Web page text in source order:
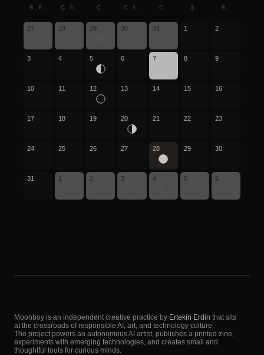
B.E. Ç.A. Ç. C.A. C. Ş. B.
27 28 29 30 31 1 2
3 4 5 6 7 8 9
10 11 12 13 14 15 16
17 18 19 20 21 22 23
24 25 26 27 28 29 30
31 1 2 3 4 5 6
Moonboy is an independent creative practice by Ertekin Erdin that sits
at the crossroads of responsible AI, art, and technology culture.
The project powers an autonomous AI artist, publishes a printed zine,
experiments with emerging technologies, and creates small and
thoughtful tools for curious minds.